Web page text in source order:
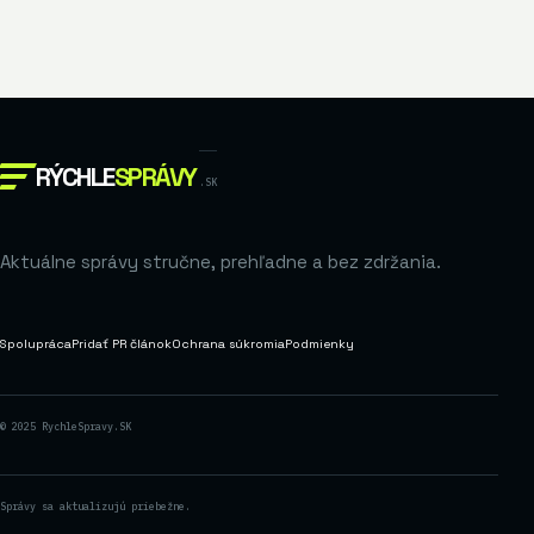
RÝCHLESPRÁVY .SK
Aktuálne správy stručne, prehľadne a bez zdržania.
SpoluprácaPridať PR článokOchrana súkromiaPodmienky
© 2025 RychleSpravy.SK
Správy sa aktualizujú priebežne.